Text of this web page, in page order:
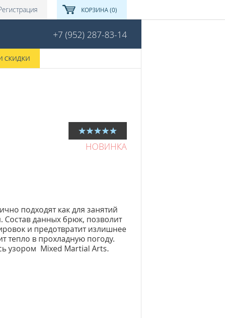
КОРЗИНА (0)
СКИДКИ
+7 (952) 287-83-14
НОВИНКА
подходят как для занятий
данных брюк, позволит
и предотвратит излишнее
тепло в прохладную погоду.
узором Mixed Martial Arts.